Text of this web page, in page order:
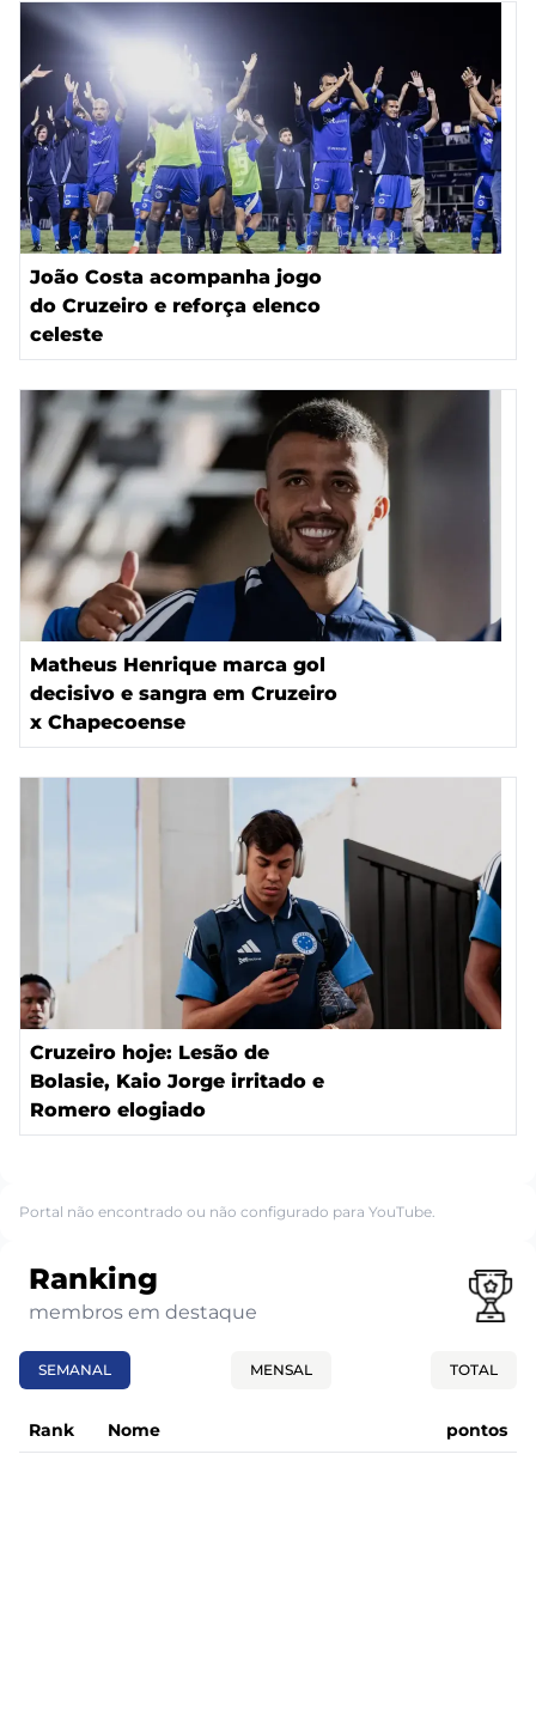
João Costa acompanha jogo
do Cruzeiro e reforça elenco
celeste
Matheus Henrique marca gol
decisivo e sangra em Cruzeiro
x Chapecoense
Cruzeiro hoje: Lesão de
Bolasie, Kaio Jorge irritado e
Romero elogiado
Portal não encontrado ou não configurado para YouTube.
Ranking
membros em destaque
SEMANAL MENSAL TOTAL
Rank Nome pontos